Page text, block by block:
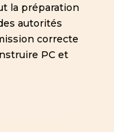
la préparation
autorités
correcte
PC et